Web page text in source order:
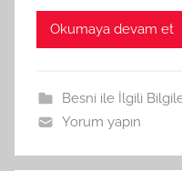
Okumaya devam et
Besni ile İlgili
Yorum yapın